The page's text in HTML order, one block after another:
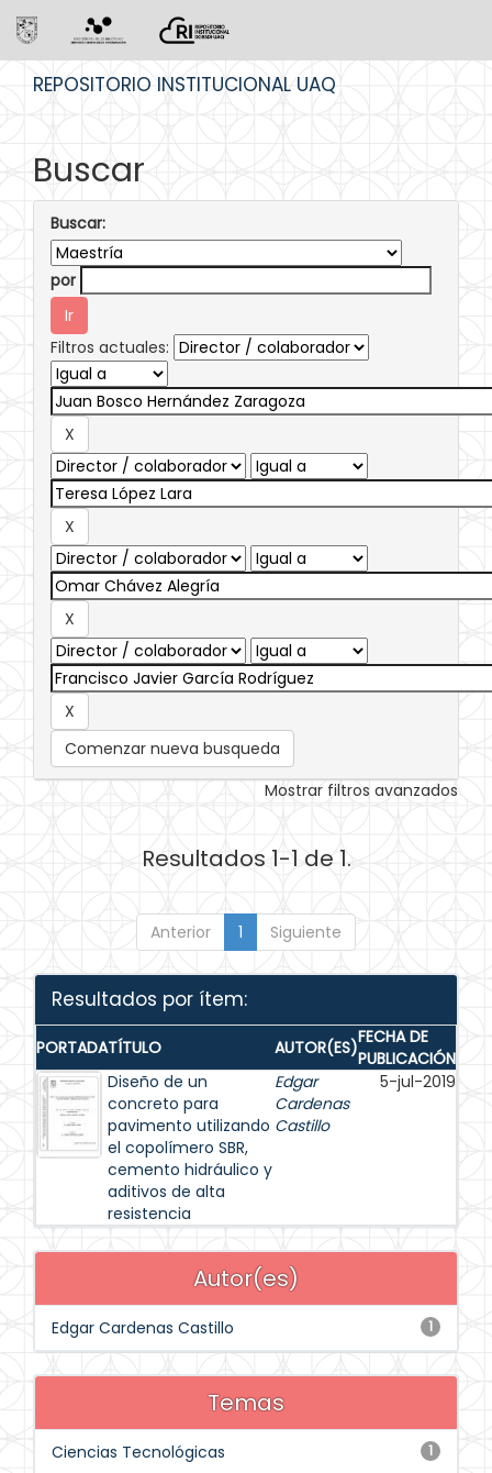
REPOSITORIO INSTITUCIONAL UAQ
Buscar
Buscar:
por
Filtros actuales:
Comenzar nueva busqueda
Mostrar filtros avanzados
Resultados 1-1 de 1.
Anterior 1 Siguiente
Resultados por ítem:
PORTADATÍTULO AUTOR(ES)FECHA DE
PUBLICACIÓN
Diseño de un
concreto para
pavimento utilizando
el copolímero SBR,
cemento hidráulico y
aditivos de alta
resistencia
Edgar
Cardenas
Castillo
5-jul-2019
Autor(es)
1
Edgar Cardenas Castillo
Temas
1
Ciencias Tecnológicas